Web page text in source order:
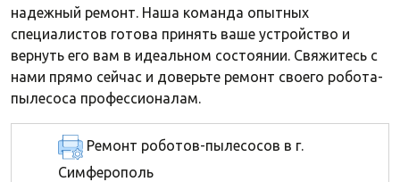
надежный ремонт. Наша команда опытных
специалистов готова принять ваше устройство и
вернуть его вам в идеальном состоянии. Свяжитесь с
нами прямо сейчас и доверьте ремонт своего робота-
пылесоса профессионалам.
Ремонт роботов-пылесосов в г.
Симферополь